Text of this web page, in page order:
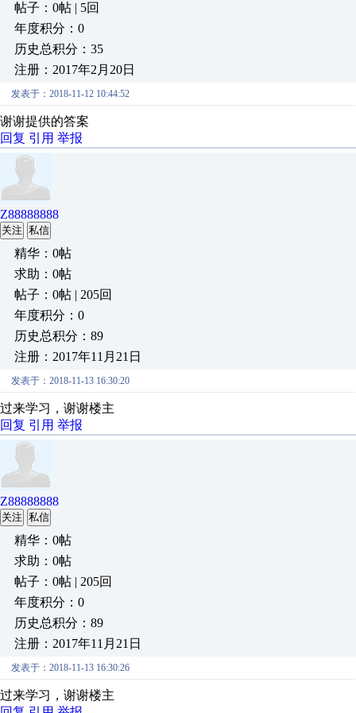
帖子：0帖 | 5回
年度积分：0
历史总积分：35
注册：2017年2月20日
发表于：2018-11-12 10:44:52
谢谢提供的答案
回复 引用 举报
Z88888888
关注 私信
精华：0帖
求助：0帖
帖子：0帖 | 205回
年度积分：0
历史总积分：89
注册：2017年11月21日
发表于：2018-11-13 16:30:20
过来学习，谢谢楼主
回复 引用 举报
Z88888888
关注 私信
精华：0帖
求助：0帖
帖子：0帖 | 205回
年度积分：0
历史总积分：89
注册：2017年11月21日
发表于：2018-11-13 16:30:26
过来学习，谢谢楼主